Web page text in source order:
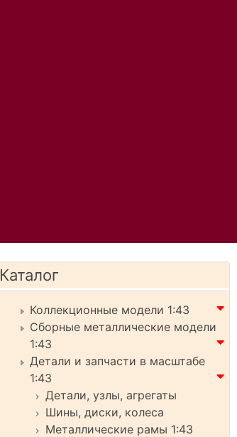
Каталог
Коллекционные модели 1:43
Сборные металлические модели
1:43
Детали и запчасти в масштабе
1:43
Детали, узлы, агрегаты
Шины, диски, колеса
Металлические рамы 1:43